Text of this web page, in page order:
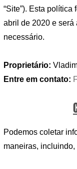
“Site”). Esta
abril de 2020 e será
necessário.
Proprietário:
Entre em contato:
Podemos coletar
maneiras, incluindo,